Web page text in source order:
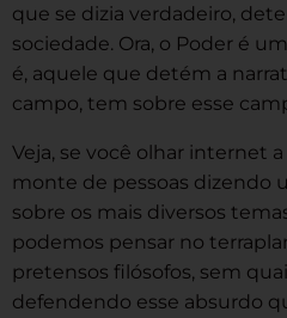
que se dizia verdadeiro,
sociedade. Ora, o Poder é
é, aquele que detém a
campo, tem sobre esse
Veja, se você olhar internet
monte de pessoas dizendo
sobre os mais diversos
podemos pensar no
pretensos filósofos, sem
defendendo esse absurdo